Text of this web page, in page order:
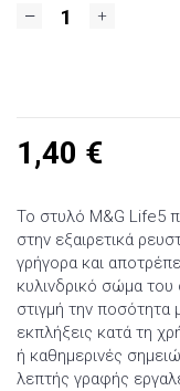
1,40 €
Το στυλό M&G Life5
στην εξαιρετικά
γρήγορα και
κυλινδρικό σώμα
στιγμή την
εκπλήξεις κατά τη
ή καθημερινές
λεπτής γραφής